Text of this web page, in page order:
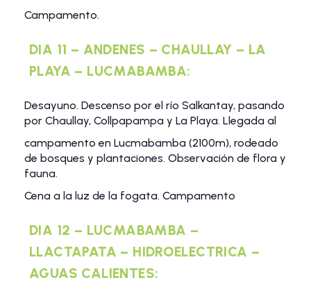
Campamento.
DIA 11 – ANDENES – CHAULLAY – LA
PLAYA – LUCMABAMBA:
Desayuno. Descenso por el río Salkantay, pasando
por Chaullay, Collpapampa y La Playa. Llegada al
campamento en Lucmabamba (2100m), rodeado
de bosques y plantaciones. Observación de flora y
fauna.
Cena a la luz de la fogata. Campamento
DIA 12 – LUCMABAMBA –
LLACTAPATA – HIDROELECTRICA –
AGUAS CALIENTES: